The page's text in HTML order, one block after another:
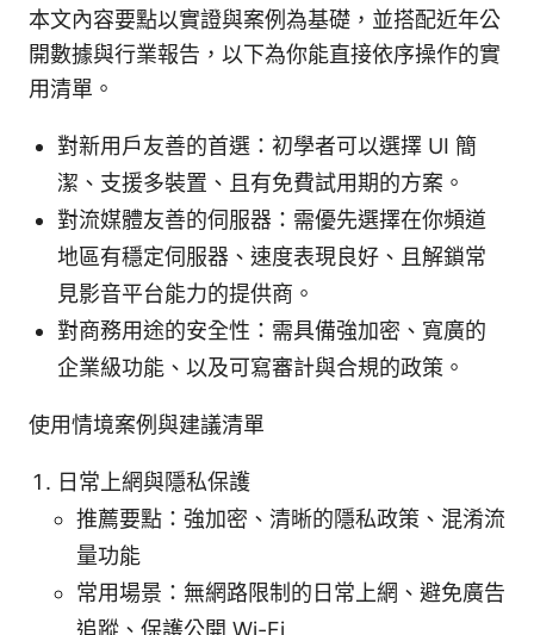
本文內容要點以實證與案例為基礎，並搭配近年公
開數據與行業報告，以下為你能直接依序操作的實
用清單。
對新用戶友善的首選：初學者可以選擇 UI 簡
潔、支援多裝置、且有免費試用期的方案。
對流媒體友善的伺服器：需優先選擇在你頻道
地區有穩定伺服器、速度表現良好、且解鎖常
見影音平台能力的提供商。
對商務用途的安全性：需具備強加密、寬廣的
企業級功能、以及可寫審計與合規的政策。
使用情境案例與建議清單
日常上網與隱私保護
推薦要點：強加密、清晰的隱私政策、混淆流
量功能
常用場景：無網路限制的日常上網、避免廣告